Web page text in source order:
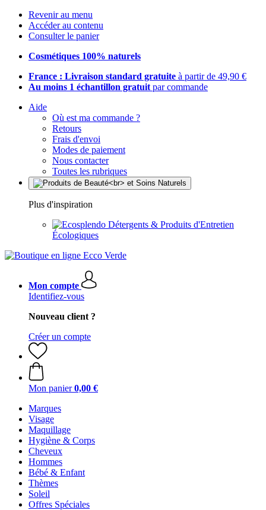
Revenir au menu
Accéder au contenu
Consulter le panier
Cosmétiques 100% naturels
France : Livraison standard gratuite à partir de 49,90 €
Au moins 1 échantillon gratuit par commande
Aide
Où est ma commande ?
Retours
Frais d'envoi
Modes de paiement
Nous contacter
Toutes les rubriques
Plus d'inspiration
Détergents & Produits d'Entretien
Écologiques
Mon compte
Identifiez-vous
Nouveau client ?
Créer un compte
Mon panier 0,00 €
Marques
Visage
Maquillage
Hygiène & Corps
Cheveux
Hommes
Bébé & Enfant
Thèmes
Soleil
Offres Spéciales